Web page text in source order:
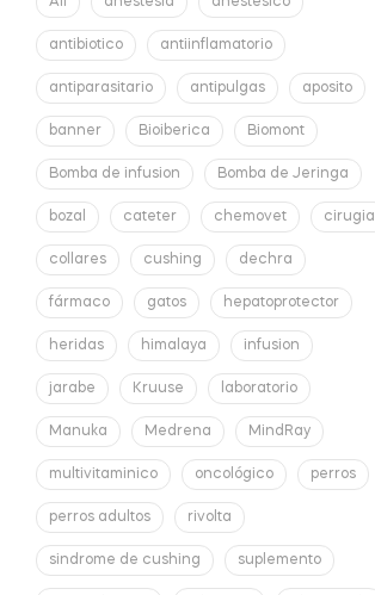
All anestesia anestesico
antibiotico antiinflamatorio
antiparasitario antipulgas aposito
banner Bioiberica Biomont
Bomba de infusion Bomba de Jeringa
bozal cateter chemovet cirugia
collares cushing dechra
fármaco gatos hepatoprotector
heridas himalaya infusion
jarabe Kruuse laboratorio
Manuka Medrena MindRay
multivitaminico oncológico perros
perros adultos rivolta
sindrome de cushing suplemento